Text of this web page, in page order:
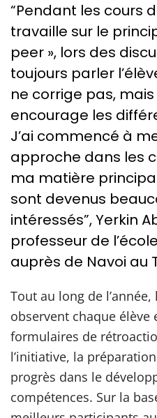
“Pendant les cours
travaille sur le
peer », lors des
toujours parler
ne corrige pas,
encourage les
J’ai commencé à
approche dans les
ma matière
sont devenus
intéressés”, Yerkin
professeur de
auprès de Navoi au
Tout au long de
observent chaque élève
formulaires de
l’initiative, la
progrès dans le
compétences. Sur la